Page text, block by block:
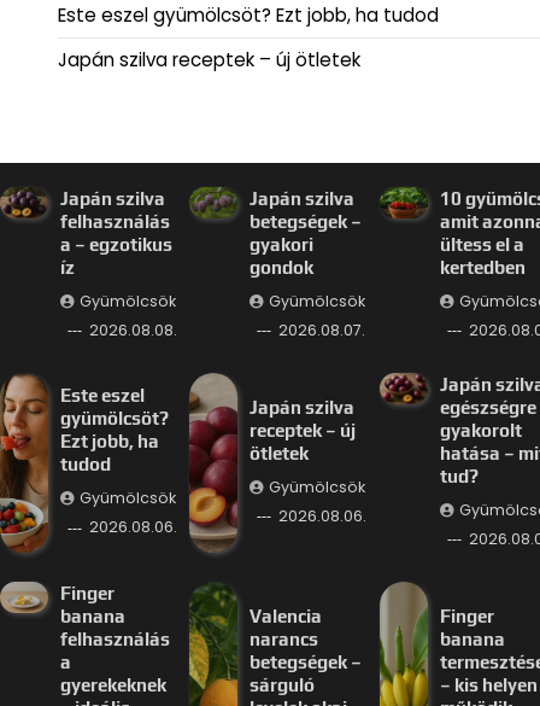
Este eszel gyümölcsöt? Ezt jobb, ha tudod
Japán szilva receptek – új ötletek
Japán szilva
felhasználás
a – egzotikus
íz
Gyümölcsök
2026.08.08.
Japán szilva
betegségek –
gyakori
gondok
Gyümölcsök
2026.08.07.
10
amit
ültess el a
kertedben
Este eszel
gyümölcsöt?
Ezt jobb, ha
tudod
Gyümölcsök
2026.08.06.
Japán szilva
receptek – új
ötletek
Gyümölcsök
2026.08.06.
Japán
egészségre
gyakorolt
hatása –
tud?
Finger
banana
felhasználás
a
gyerekeknek
Valencia
narancs
betegségek –
sárguló
Finger
banana
– kis